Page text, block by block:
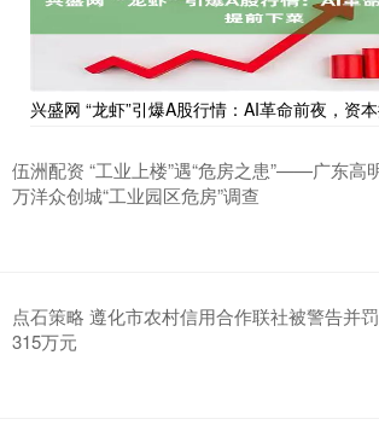
兴盛网 “龙虾”引爆A股行情：AI革命前夜，资
伍洲配资 ​“工业上楼”遇“危房之患”——广东高
万洋众创城“工业园区危房”调查
点石策略 遵化市农村信用合作联社被警告并
315万元